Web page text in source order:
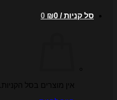
סל קניות / ₪0
0
אין מוצרים בסל הקניות.